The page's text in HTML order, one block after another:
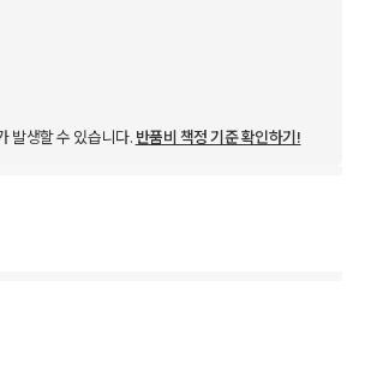
발생할 수 있습니다. 반품비 책정 기준 확인하기!